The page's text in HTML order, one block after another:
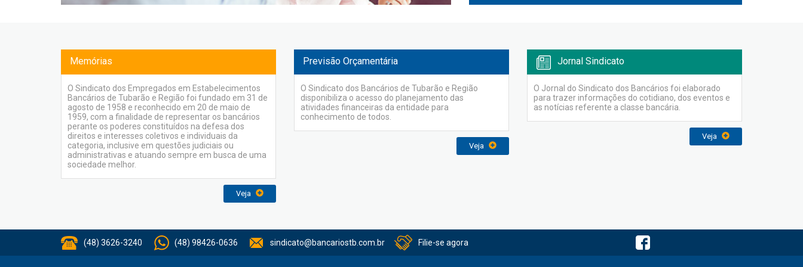
Memórias
O Sindicato dos Empregados em Estabelecimentos
Bancários de Tubarão e Região foi fundado em 31 de
agosto de 1958 e reconhecido em 20 de maio de
1959, com a finalidade de representar os bancários
perante os poderes constituídos na defesa dos
direitos e interesses coletivos e individuais da
categoria, inclusive em questões judiciais ou
administrativas e atuando sempre em busca de uma
sociedade melhor.
Veja
Previsão Orçamentária
O Sindicato dos Bancários de Tubarão e Região
disponibiliza o acesso do planejamento das
atividades financeiras da entidade para
conhecimento de todos.
Veja
Jornal Sindicato
O Jornal do Sindicato dos Bancários foi elaborado
para trazer informações do cotidiano, dos eventos e
as notícias referente a classe bancária.
Veja
(48) 3626-3240 (48) 98426-0636 sindicato@bancariostb.com.br Filie-se agora